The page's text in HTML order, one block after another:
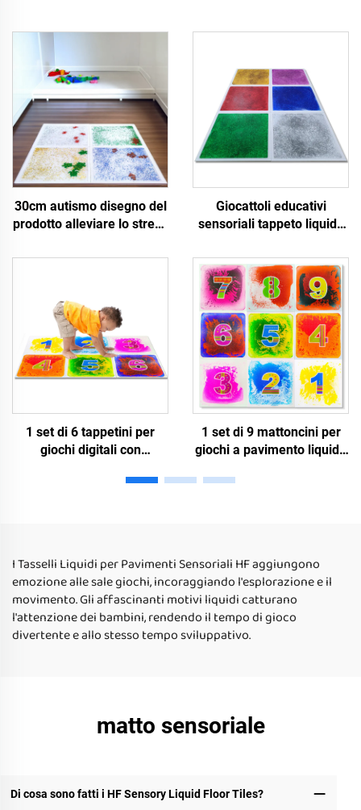
30cm autismo disegno del
prodotto alleviare lo stress
liquido piastrelle
per autistici
Giocattoli educativi
sensoriali tappeto liquido
lava liquida per bambini
autistici inquieti
1 set di 6 tappetini per
giochi digitali con
giocattoli educativi per
1 set di 9 mattoncini per
giochi a pavimento liquido
giocattoli educativi per
I Tasselli Liquidi per Pavimenti Sensoriali HF aggiungono
emozione alle sale giochi, incoraggiando l'esplorazione e il
movimento. Gli affascinanti motivi liquidi catturano
l'attenzione dei bambini, rendendo il tempo di gioco
divertente e allo stesso tempo sviluppativo.
matto sensoriale
Di cosa sono fatti i HF Sensory Liquid Floor Tiles?